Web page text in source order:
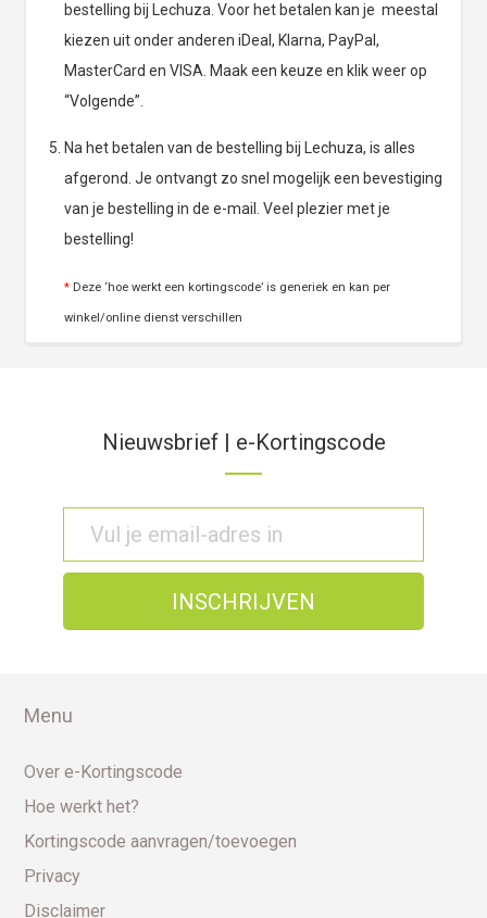
bestelling bij Lechuza. Voor het betalen kan je meestal
kiezen uit onder anderen iDeal, Klarna, PayPal,
MasterCard en VISA. Maak een keuze en klik weer op
“Volgende”.
Na het betalen van de bestelling bij Lechuza, is alles
afgerond. Je ontvangt zo snel mogelijk een bevestiging
van je bestelling in de e-mail. Veel plezier met je
bestelling!
* Deze ‘hoe werkt een kortingscode’ is generiek en kan per
winkel/online dienst verschillen
Nieuwsbrief | e-Kortingscode
Menu
Over e-Kortingscode
Hoe werkt het?
Kortingscode aanvragen/toevoegen
Privacy
Disclaimer